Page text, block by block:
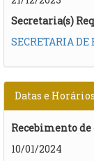
Secretaria(s)
SECRETARIA DE
Datas e Horários
Recebimento de
10/01/2024